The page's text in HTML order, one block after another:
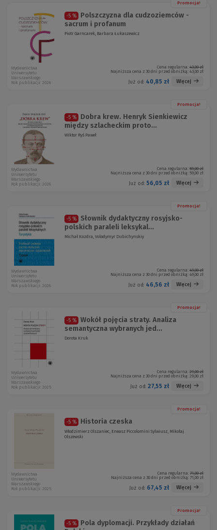
Promocja!
-5 %
Polszczyzna dla cudzoziemców -
sacrum i profanum
Piotr Garncarek, Barbara Łukaszewicz
Cena regularna: 43,00 zł
Najniższa cena z 30 dni przed obniżką: 43,00 zł
Już od: 40,85 zł Więcej
Wydawnictwa
Uniwersytetu
Warszawskiego
Rok publikacji: 2026
Promocja!
-5 %
Dobra krew. Henryk Sienkiewicz
między szlacheckim proto...
Wiktor Ryś Paweł
Cena regularna: 59,00 zł
Najniższa cena z 30 dni przed obniżką: 59,00 zł
Już od: 56,05 zł Więcej
Wydawnictwa
Uniwersytetu
Warszawskiego
Rok publikacji: 2026
Promocja!
-5 %
Słownik dydaktyczny rosyjsko-
polskich paraleli leksykal...
Michał Kozdra, Volodymyr Dubichynskiy
Cena regularna: 49,00 zł
Najniższa cena z 30 dni przed obniżką: 49,00 zł
Już od: 46,56 zł Więcej
Wydawnictwa
Uniwersytetu
Warszawskiego
Rok publikacji: 2026
Promocja!
-5 %
Wokół pojęcia straty. Analiza
semantyczna wybranych jed...
Dorota Kruk
Cena regularna: 29,00 zł
Najniższa cena z 30 dni przed obniżką: 29,00 zł
Już od: 27,55 zł Więcej
Wydawnictwa
Uniwersytetu
Warszawskiego
Rok publikacji: 2025
Promocja!
-5 % Historia czeska
Włodzimierz Olszaniec, Eneasz Piccolomini Sylwiusz, Mikołaj
Olszewski
Cena regularna: 71,00 zł
Najniższa cena z 30 dni przed obniżką: 71,00 zł
Już od: 67,45 zł Więcej
Wydawnictwa
Uniwersytetu
Warszawskiego
Rok publikacji: 2025
Promocja!
-5 %
Pola dyplomacji. Przykłady działań